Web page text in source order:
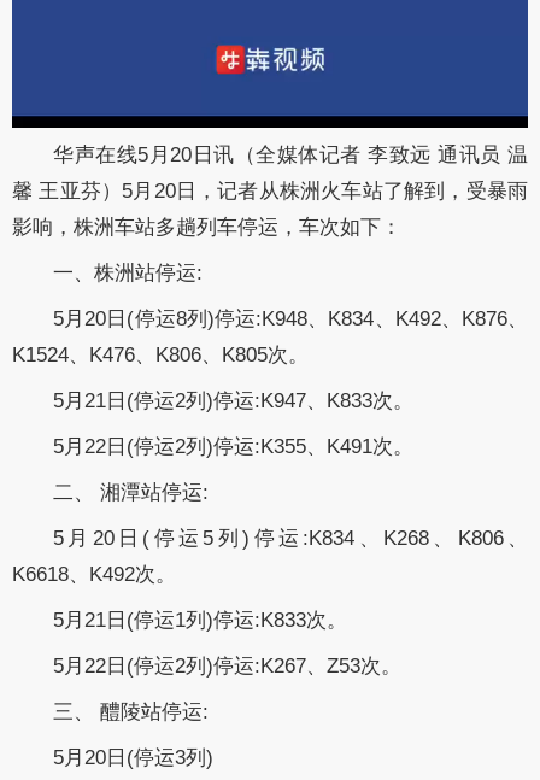
华声在线5月20日讯（全媒体记者 李致远 通讯员 温
馨 王亚芬）5月20日，记者从株洲火车站了解到，受暴雨
影响，株洲车站多趟列车停运，车次如下：
一、株洲站停运:
5月20日(停运8列)停运:K948、K834、K492、K876、
K1524、K476、K806、K805次。
5月21日(停运2列)停运:K947、K833次。
5月22日(停运2列)停运:K355、K491次。
二、 湘潭站停运:
5月20日(停运5列)停运:K834、K268、K806、
K6618、K492次。
5月21日(停运1列)停运:K833次。
5月22日(停运2列)停运:K267、Z53次。
三、 醴陵站停运:
5月20日(停运3列)